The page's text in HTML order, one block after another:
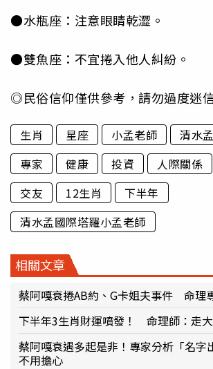
●水瓶座：注意眼睛乾澀。
●雙魚座：不宜捲入他人糾紛。
◎民俗信仰僅供參考，請勿過度迷信
生肖 星座 小孟老師 清水孟
專家
健康 投資 人際關係
交友
12生肖
下半年
清水孟國際塔羅小孟老師
相關文章
蔡阿嘎衰捲AB約、G卡姐夫事件 命理
下半年3生肖財運噴發！ 命理師：走
蔡阿嘎衰遇多起是非！專家分析「名
不用擔心